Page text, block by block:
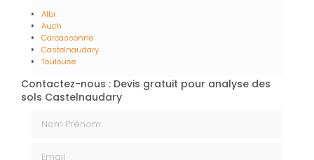
Albi
Auch
Carcassonne
Castelnaudary
Toulouse
Contactez-nous : Devis gratuit pour analyse des
sols Castelnaudary